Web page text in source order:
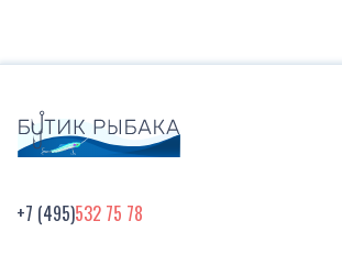
+7 (495)532 75 78